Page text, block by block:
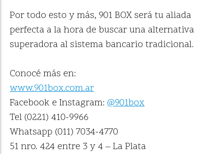
Por todo esto y más, 901 BOX será tu aliada
perfecta a la hora de buscar una alternativa
superadora al sistema bancario tradicional.
Conocé más en:
www.901box.com.ar
Facebook e Instagram: @901box
Tel (0221) 410-9966
Whatsapp (011) 7034-4770
51 nro. 424 entre 3 y 4 – La Plata